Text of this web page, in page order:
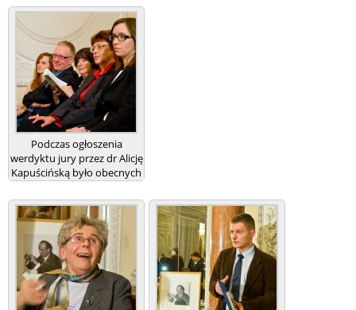
Marek Miller, Janusz
Drzewucki, Alicja
Kapuścińska, Rene Maisner /
fot. Bożena Dudko
Podczas ogłoszenia
werdyktu jury przez dr Alicję
Kapuścińską było obecnych
Mariusz Szczygieł, Hanna
Krall i Elżbieta Sawicka, oraz
prezes Fundacji „Herodot”
Karolina Wojciechowska i
wolontariuszka Fundacji
Paula Zembrzuska (pierwsza
z lewej) / fot. Witold J.
Szulecki